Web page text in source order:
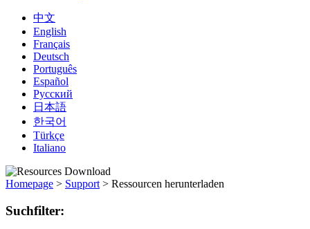
中文
English
Français
Deutsch
Português
Español
Русский
日本語
한국어
Türkçe
Italiano
Homepage > Support > Ressourcen herunterladen
Suchfilter: